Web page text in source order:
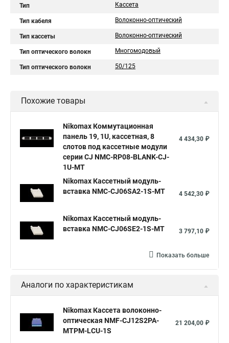
Тип Кассета
Тип кабеля Волоконно-оптический
Тип кассеты Волоконно-оптический
Тип оптического волокн Многомодовый
Тип оптического волокн 50/125
Похожие товары
Nikomax Коммутационная
панель 19, 1U, кассетная, 8
слотов под кассетные модули
серии CJ NMC-RP08-BLANK-CJ-
1U-MT
4 434,30 ₽
Nikomax Кассетный модуль-
вставка NMC-CJ06SA2-1S-MT
4 542,30 ₽
Nikomax Кассетный модуль-
вставка NMC-CJ06SE2-1S-MT
3 797,10 ₽
Показать больше
Аналоги по характеристикам
Nikomax Кассета волоконно-
оптическая NMF-CJ12S2PA-
MTPM-LCU-1S
21 204,00 ₽